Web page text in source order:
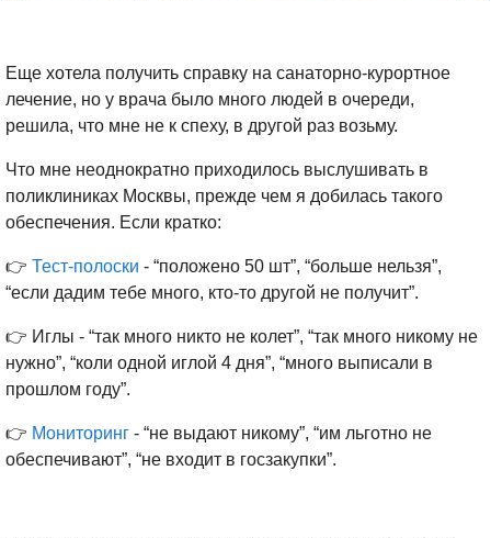
Еще хотела получить справку на санаторно-курортное
лечение, но у врача было много людей в очереди,
решила, что мне не к спеху, в другой раз возьму.
Что мне неоднократно приходилось выслушивать в
поликлиниках Москвы, прежде чем я добилась такого
обеспечения. Если кратко:
👉 Тест-полоски - “положено 50 шт”, “больше нельзя”,
“если дадим тебе много, кто-то другой не получит”.
👉 Иглы - “так много никто не колет”, “так много никому не
нужно”, “коли одной иглой 4 дня”, “много выписали в
прошлом году”.
👉 Мониторинг - “не выдают никому”, “им льготно не
обеспечивают”, “не входит в госзакупки”.